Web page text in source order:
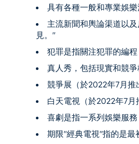
具有各種一般和專業娛
主流新聞和輿論渠道以
見。"
犯罪是指關注犯罪的編程
真人秀，包括現實和競爭
競爭展（於2022年7月推
白天電視（於2022年7月
喜劇是指一系列娛樂服
期限"經典電視"指的是最